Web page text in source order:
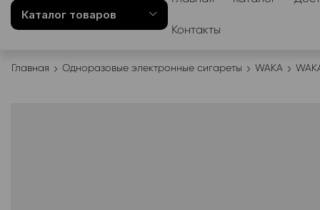
Каталог товаров
Контакты
Главная Одноразовые электронные сигареты WAKA